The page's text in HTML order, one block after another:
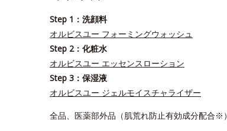
Step 1：洗顔料
オルビスユー フォーミングウォッシュ
Step 2：化粧水
オルビスユー エッセンスローション
Step 3：保湿液
オルビスユー ジェルモイスチャライザー
全品、医薬部外品（肌荒れ防止有効成分配合※）